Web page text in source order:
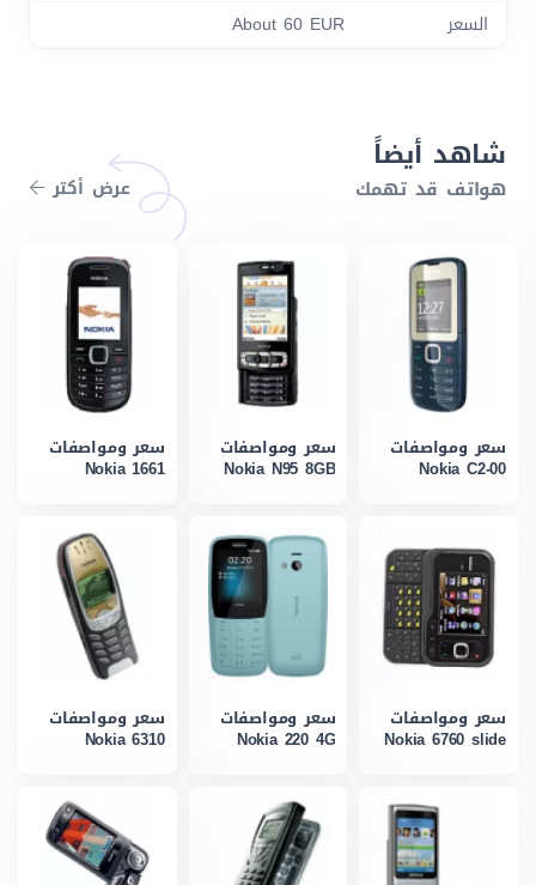
السعر
About 60 EUR
شاهد أيضاً
هواتف قد تهمك عرض أكتر
سعر ومواصفات
Nokia C2-00
سعر ومواصفات
Nokia N95 8GB
سعر ومواصفات
Nokia 1661
سعر ومواصفات
Nokia 6760 slide
سعر ومواصفات
Nokia 220 4G
سعر ومواصفات
Nokia 6310